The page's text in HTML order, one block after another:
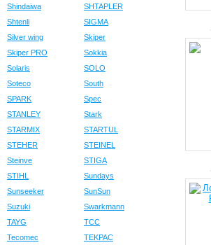
Shindaiwa
SHTAPLER
Shtenli
SIGMA
Silver wing
Skiper
Skiper PRO
Sokkia
Solaris
SOLO
Soteco
South
SPARK
Spec
STANLEY
Stark
STARMIX
STARTUL
STEHER
STEINEL
Steinve
STIGA
STIHL
Sundays
Sunseeker
SunSun
Suzuki
Swarkmann
TAYG
TCC
Tecomec
TEKPAC